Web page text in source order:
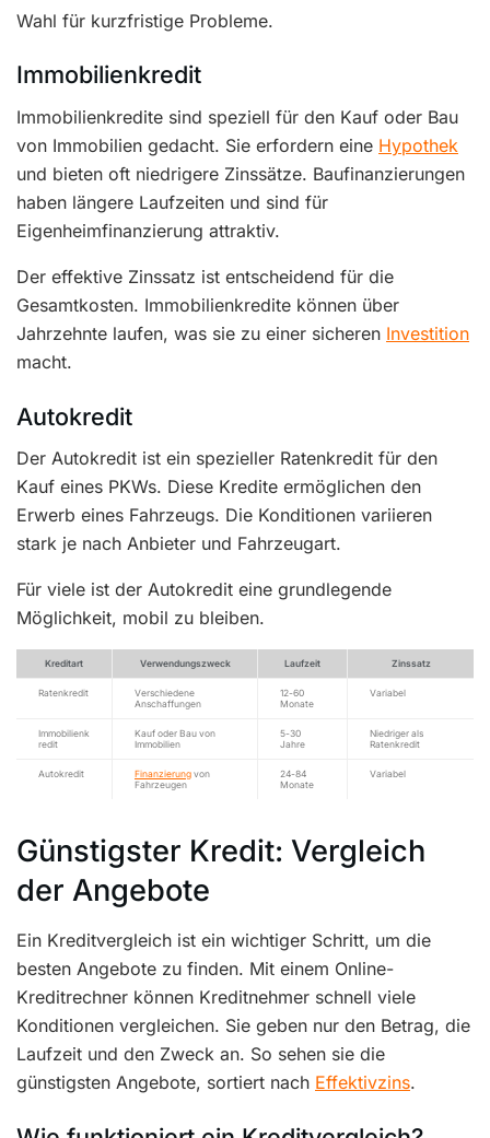
Wahl für kurzfristige Probleme.
Immobilienkredit
Immobilienkredite sind speziell für den Kauf oder Bau
von Immobilien gedacht. Sie erfordern eine Hypothek
und bieten oft niedrigere Zinssätze. Baufinanzierungen
haben längere Laufzeiten und sind für
Eigenheimfinanzierung attraktiv.
Der effektive Zinssatz ist entscheidend für die
Gesamtkosten. Immobilienkredite können über
Jahrzehnte laufen, was sie zu einer sicheren Investition
macht.
Autokredit
Der Autokredit ist ein spezieller Ratenkredit für den
Kauf eines PKWs. Diese Kredite ermöglichen den
Erwerb eines Fahrzeugs. Die Konditionen variieren
stark je nach Anbieter und Fahrzeugart.
Für viele ist der Autokredit eine grundlegende
Möglichkeit, mobil zu bleiben.
Kreditart Verwendungszweck Laufzeit Zinssatz
Ratenkredit
Verschiedene
Anschaffungen
12-60
Monate
Variabel
Immobilienk
redit
Kauf oder Bau von
Immobilien
5-30
Jahre
Niedriger als
Ratenkredit
Autokredit Finanzierung von
Fahrzeugen
24-84
Monate
Variabel
Günstigster Kredit: Vergleich
der Angebote
Ein Kreditvergleich ist ein wichtiger Schritt, um die
besten Angebote zu finden. Mit einem Online-
Kreditrechner können Kreditnehmer schnell viele
Konditionen vergleichen. Sie geben nur den Betrag, die
Laufzeit und den Zweck an. So sehen sie die
günstigsten Angebote, sortiert nach Effektivzins.